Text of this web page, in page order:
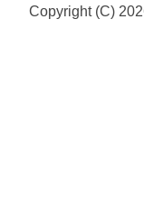
Copyright (C)